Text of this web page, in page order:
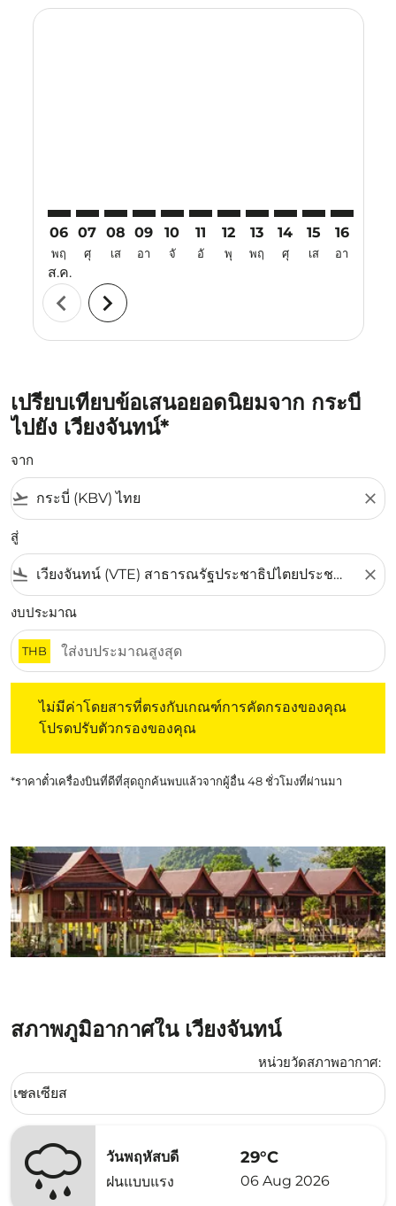
06
พฤ
ส.ค.
07
ศุ
08
เส
09
อา
10
จั
11
อั
12
พุ
13
พฤ
14
ศุ
15
เส
16
อา
chevron_left chevron_right
เปรียบเทียบข้อเสนอยอดนิยมจาก กระบี่
ไปยัง เวียงจันทน์*
จาก
flight_takeoff close
สู่
flight_land close
งบประมาณ
THB
ไม่มีค่าโดยสารที่ตรงกับเกณฑ์การคัดกรองของคุณ
โปรดปรับตัวกรองของคุณ
*ราคาตั๋วเครื่องบินที่ดีที่สุดถูกค้นพบแล้วจากผู้อื่น 48 ชั่วโมงที่ผ่านมา
สภาพภูมิอากาศใน เวียงจันทน์
หน่วยวัดสภาพอากาศ:
Weather unit option เซลเซียส Selected
เซลเซียส
keyboard_arrow_down
วันพฤหัสบดี
ฝนแบบแรง
29°C
06 Aug 2026